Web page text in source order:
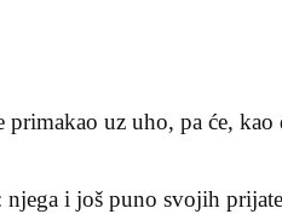
uz uho, pa će, kao
njega i još puno svojih